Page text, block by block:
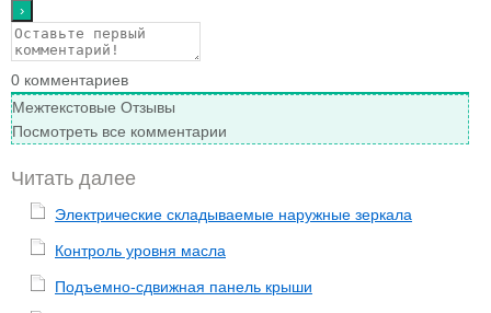
0 комментариев
Межтекстовые Отзывы
Посмотреть все комментарии
Читать далее
Электрические складываемые наружные зеркала
Контроль уровня масла
Подъемно-сдвижная панель крыши